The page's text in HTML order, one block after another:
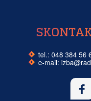
tel.: 048 384 56
e-mail: